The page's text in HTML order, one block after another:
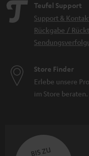
Teufel Support
Support &
Rückgabe /
Store Finder
Erlebe unsere
im Store beraten.
BIS ZU